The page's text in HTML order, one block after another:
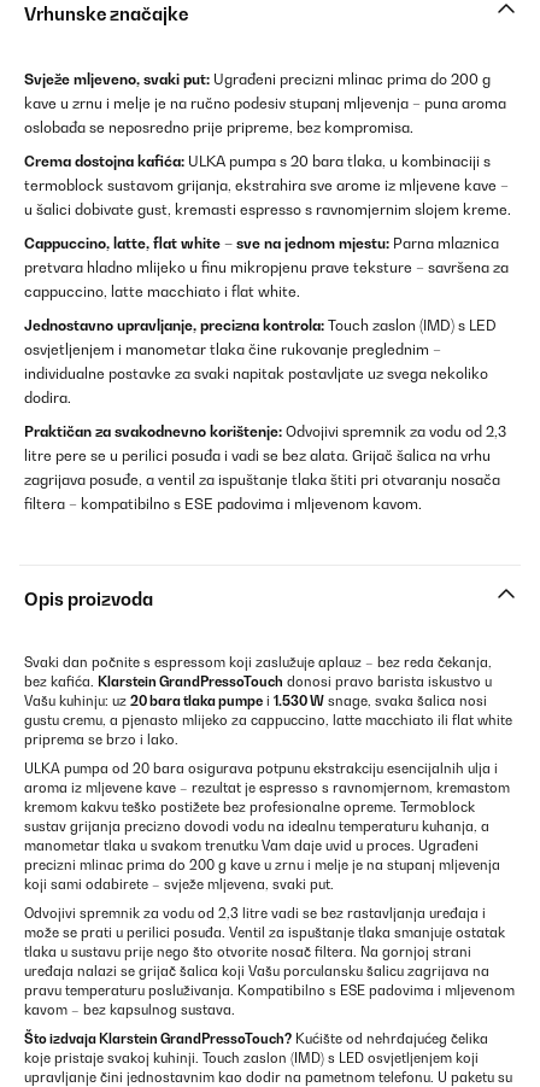
Vrhunske značajke
Svježe mljeveno, svaki put: Ugrađeni precizni mlinac prima do 200 g
kave u zrnu i melje je na ručno podesiv stupanj mljevenja – puna aroma
oslobađa se neposredno prije pripreme, bez kompromisa.
Crema dostojna kafića: ULKA pumpa s 20 bara tlaka, u kombinaciji s
termoblock sustavom grijanja, ekstrahira sve arome iz mljevene kave –
u šalici dobivate gust, kremasti espresso s ravnomjernim slojem kreme.
Cappuccino, latte, flat white – sve na jednom mjestu: Parna mlaznica
pretvara hladno mlijeko u finu mikropjenu prave teksture – savršena za
cappuccino, latte macchiato i flat white.
Jednostavno upravljanje, precizna kontrola: Touch zaslon (IMD) s LED
osvjetljenjem i manometar tlaka čine rukovanje preglednim –
individualne postavke za svaki napitak postavljate uz svega nekoliko
dodira.
Praktičan za svakodnevno korištenje: Odvojivi spremnik za vodu od 2,3
litre pere se u perilici posuđa i vadi se bez alata. Grijač šalica na vrhu
zagrijava posuđe, a ventil za ispuštanje tlaka štiti pri otvaranju nosača
filtera – kompatibilno s ESE padovima i mljevenom kavom.
Opis proizvoda
Svaki dan počnite s espressom koji zaslužuje aplauz – bez reda čekanja,
bez kafića. Klarstein GrandPressoTouch donosi pravo barista iskustvo u
Vašu kuhinju: uz 20 bara tlaka pumpe i 1.530 W snage, svaka šalica nosi
gustu cremu, a pjenasto mlijeko za cappuccino, latte macchiato ili flat white
priprema se brzo i lako.
ULKA pumpa od 20 bara osigurava potpunu ekstrakciju esencijalnih ulja i
aroma iz mljevene kave – rezultat je espresso s ravnomjernom, kremastom
kremom kakvu teško postižete bez profesionalne opreme. Termoblock
sustav grijanja precizno dovodi vodu na idealnu temperaturu kuhanja, a
manometar tlaka u svakom trenutku Vam daje uvid u proces. Ugrađeni
precizni mlinac prima do 200 g kave u zrnu i melje je na stupanj mljevenja
koji sami odabirete – svježe mljevena, svaki put.
Odvojivi spremnik za vodu od 2,3 litre vadi se bez rastavljanja uređaja i
može se prati u perilici posuđa. Ventil za ispuštanje tlaka smanjuje ostatak
tlaka u sustavu prije nego što otvorite nosač filtera. Na gornjoj strani
uređaja nalazi se grijač šalica koji Vašu porculansku šalicu zagrijava na
pravu temperaturu posluživanja. Kompatibilno s ESE padovima i mljevenom
kavom – bez kapsulnog sustava.
Što izdvaja Klarstein GrandPressoTouch? Kućište od nehrđajućeg čelika
koje pristaje svakoj kuhinji. Touch zaslon (IMD) s LED osvjetljenjem koji
upravljanje čini jednostavnim kao dodir na pametnom telefonu. U paketu su